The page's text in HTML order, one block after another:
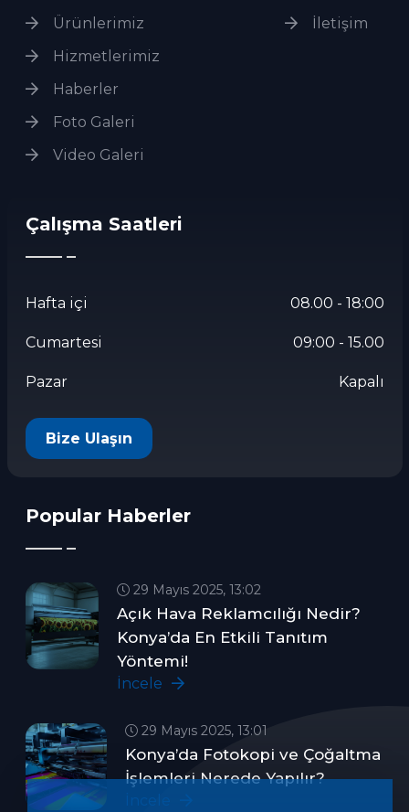
Ürünlerimiz
Hizmetlerimiz
Haberler
Foto Galeri
Video Galeri
İletişim
Çalışma Saatleri
Hafta içi 08.00 - 18:00
Cumartesi 09:00 - 15.00
Pazar Kapalı
Bize Ulaşın
Popular Haberler
29 Mayıs 2025, 13:02
Açık Hava Reklamcılığı Nedir?
Konya’da En Etkili Tanıtım
Yöntemi!
İncele
29 Mayıs 2025, 13:01
Konya’da Fotokopi ve Çoğaltma
İşlemleri Nerede Yapılır?
İncele